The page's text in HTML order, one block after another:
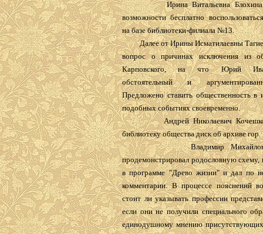
Ирина Витальевна Блохина
возможности бесплатно
на базе библиотеки-филиала №13.
Далее от Ирины Исматилаевны
вопрос о причинах исключения из
Карповского, на что Юрий
обстоятельный и
Предложено ставить общественность в
подобных событиях своевременно.
Андрей Николаевич Кочешков
библиотеку общества диск об архиве гор.
Владимир Михайлович
продемонстрировал родословную
в программе "Древо жизни" и дал по
комментарии. В процессе пояснений
стоит ли указывать профессии
если они не получили специального
единодушному мнению